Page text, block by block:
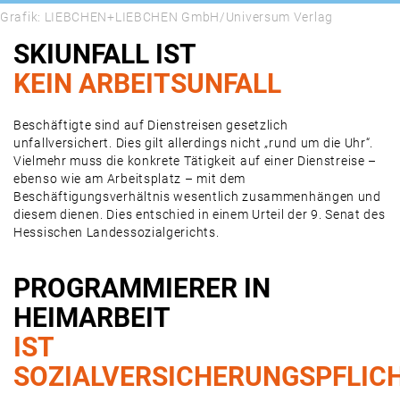
Grafik: LIEBCHEN+LIEBCHEN GmbH/Universum Verlag
SKIUNFALL IST
KEIN ARBEITSUNFALL
Beschäftigte sind auf Dienstreisen gesetzlich
unfallversichert. Dies gilt allerdings nicht „rund um die Uhr“.
Vielmehr muss die konkrete Tätigkeit auf einer Dienstreise –
ebenso wie am Arbeitsplatz – mit dem
Beschäftigungsverhältnis wesentlich zusammenhängen und
diesem dienen. Dies entschied in einem Urteil der 9. Senat des
Hessischen Landessozialgerichts.
PROGRAMMIERER IN
HEIMARBEIT
IST